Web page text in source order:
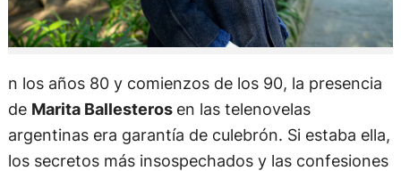
n los años 80 y comienzos de los 90, la presencia
de Marita Ballesteros en las telenovelas
argentinas era garantía de culebrón. Si estaba ella,
los secretos más insospechados y las confesiones